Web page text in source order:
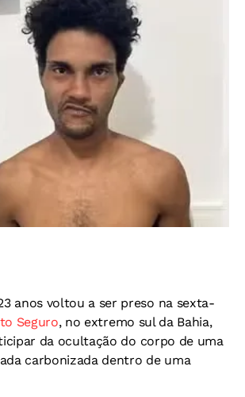
anos voltou a ser preso na sexta-
Seguro, no extremo sul da Bahia,
da ocultação do corpo de uma
carbonizada dentro de uma